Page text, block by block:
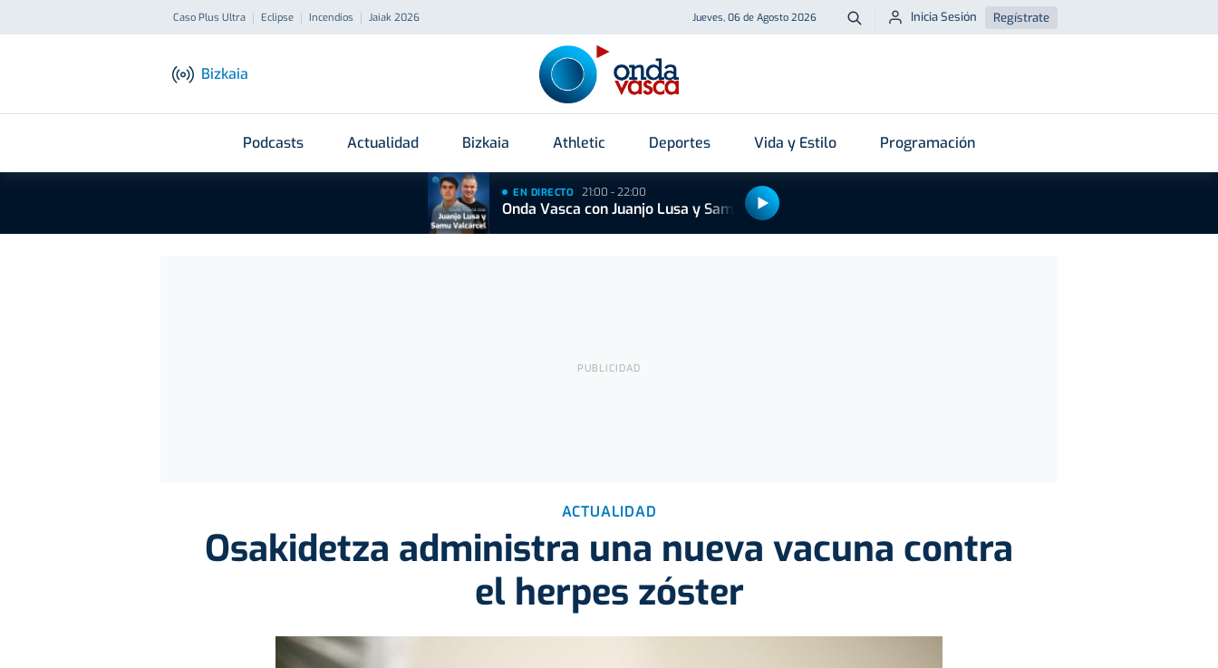
Caso Plus Ultra Eclipse Incendios Jaiak 2026 Jueves, 06 de Agosto 2026 Buscar
Inicia Sesión Regístrate
Bizkaia
Podcasts Actualidad Bizkaia Athletic Deportes Vida y Estilo Programación
EN DIRECTO 21:00 - 22:00
Onda Vasca con Juanjo Lusa y Samu Valcárcel
ACTUALIDAD
Osakidetza administra una nueva vacuna contra
el herpes zóster